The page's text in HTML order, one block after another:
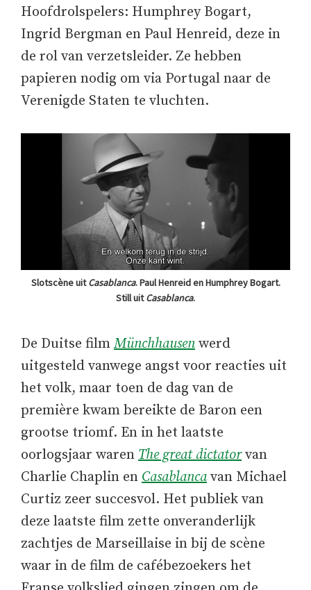
Hoofdrolspelers: Humphrey Bogart,
Ingrid Bergman en Paul Henreid, deze in
de rol van verzetsleider. Ze hebben
papieren nodig om via Portugal naar de
Verenigde Staten te vluchten.
Slotscène uitCasablanca. Paul Henreid en Humphrey Bogart.
Still uitCasablanca.
De Duitse film Münchhausen werd
uitgesteld vanwege angst voor reacties uit
het volk, maar toen de dag van de
première kwam bereikte de Baron een
grootse triomf. En in het laatste
oorlogsjaar waren The great dictatorvan
Charlie Chaplin en Casablancavan Michael
Curtiz zeer succesvol. Het publiek van
deze laatste film zette onveranderlijk
zachtjes de Marseillaise in bij de scène
waar in de film de cafébezoekers het